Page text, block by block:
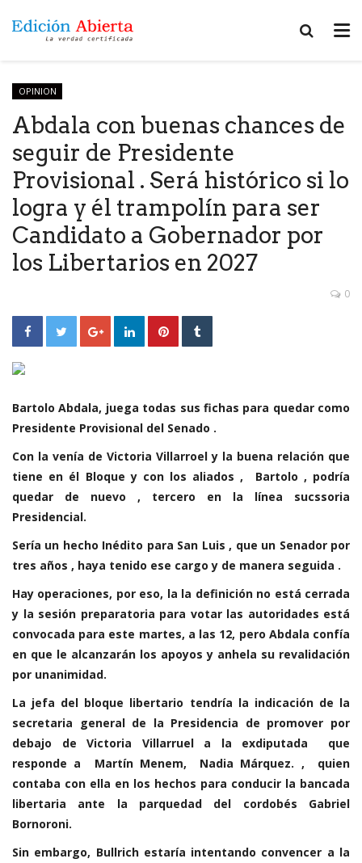
OPINION
Abdala con buenas chances de
seguir de Presidente
Provisional . Será histórico si lo
logra y él trampolín para ser
Candidato a Gobernador por
los Libertarios en 2027
0
Bartolo Abdala, juega todas sus fichas para quedar como
Presidente Provisional del Senado .
Con la venía de Victoria Villarroel y la buena relación que
tiene en él Bloque y con los aliados , Bartolo , podría
quedar de nuevo , tercero en la línea sucssoria
Presidencial.
Sería un hecho Inédito para San Luis , que un Senador por
tres años , haya tenido ese cargo y de manera seguida .
Hay operaciones, por eso, la la definición no está cerrada
y la sesión preparatoria para votar las autoridades está
convocada para este martes, a las 12, pero Abdala confía
en que le alcanzarán los apoyos y anhela su revalidación
por unanimidad.
La jefa del bloque libertario tendría la indicación de la
secretaria general de la Presidencia de promover por
debajo de Victoria Villarruel a la exdiputada que
responde a Martín Menem, Nadia Márquez. , quien
contaba con ella en los hechos para conducir la bancada
libertaria ante la parquedad del cordobés Gabriel
Bornoroni.
Sin embargo, Bullrich estaría intentando convencer a la